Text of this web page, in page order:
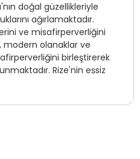
doğal güzellikleriyle
ağırlamaktadır.
ve misafirperverliğini
olanaklar ve
birleştirerek
Rize'nin eşsiz
yapabilir, yöresel